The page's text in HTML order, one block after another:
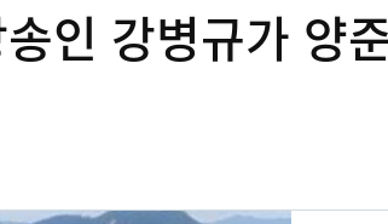
인 강병규가 양